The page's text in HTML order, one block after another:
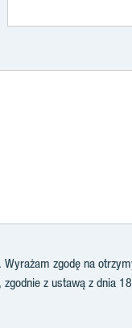
zgodę na
z ustawą z dnia